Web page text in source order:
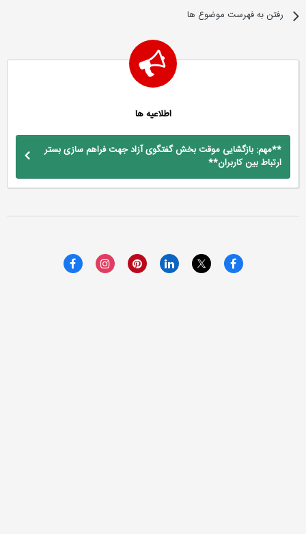
رفتن به فهرست موضوع ها
اطلاعیه ها
**مهم: بازگشایی موقت بخش گفتگوی آزاد جهت فراهم سازی بستر
ارتباط بین کاربران**